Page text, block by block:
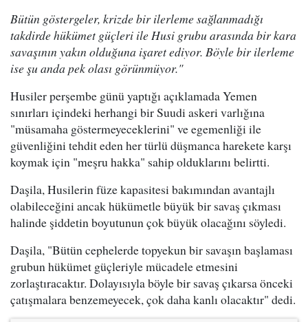
Bütün göstergeler, krizde bir ilerleme sağlanmadığı
takdirde hükümet güçleri ile Husi grubu arasında bir kara
savaşının yakın olduğuna işaret ediyor. Böyle bir ilerleme
ise şu anda pek olası görünmüyor."
Husiler perşembe günü yaptığı açıklamada Yemen
sınırları içindeki herhangi bir Suudi askeri varlığına
"müsamaha göstermeyeceklerini" ve egemenliği ile
güvenliğini tehdit eden her türlü düşmanca harekete karşı
koymak için "meşru hakka" sahip olduklarını belirtti.
Daşila, Husilerin füze kapasitesi bakımından avantajlı
olabileceğini ancak hükümetle büyük bir savaş çıkması
halinde şiddetin boyutunun çok büyük olacağını söyledi.
Daşila, "Bütün cephelerde topyekun bir savaşın başlaması
grubun hükümet güçleriyle mücadele etmesini
zorlaştıracaktır. Dolayısıyla böyle bir savaş çıkarsa önceki
çatışmalara benzemeyecek, çok daha kanlı olacaktır" dedi.